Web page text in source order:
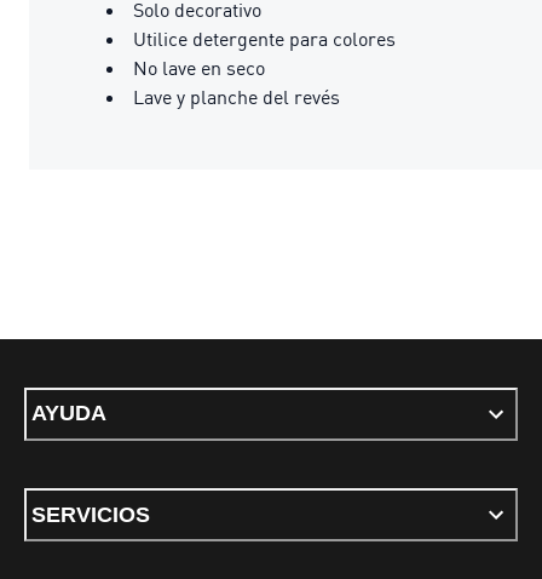
Solo decorativo
Utilice detergente para colores
No lave en seco
Lave y planche del revés
AYUDA
SERVICIOS